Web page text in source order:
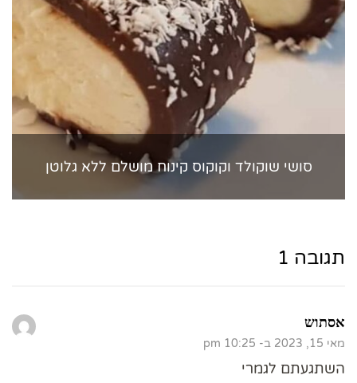
סושי שוקולד וקוקוס קינוח מושלם ללא גלוטן
תגובה 1
אסתוש
מאי 15, 2023 ב- 10:25 pm
השתגעתם לגמרי